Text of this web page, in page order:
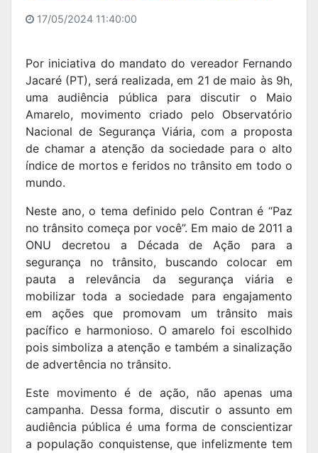
17/05/2024 11:40:00
Por iniciativa do mandato do vereador Fernando
Jacaré (PT), será realizada, em 21 de maio às 9h,
uma audiência pública para discutir o Maio
Amarelo, movimento criado pelo Observatório
Nacional de Segurança Viária, com a proposta
de chamar a atenção da sociedade para o alto
índice de mortos e feridos no trânsito em todo o
mundo.
Neste ano, o tema definido pelo Contran é “Paz
no trânsito começa por você”. Em maio de 2011 a
ONU decretou a Década de Ação para a
segurança no trânsito, buscando colocar em
pauta a relevância da segurança viária e
mobilizar toda a sociedade para engajamento
em ações que promovam um trânsito mais
pacífico e harmonioso. O amarelo foi escolhido
pois simboliza a atenção e também a sinalização
de advertência no trânsito.
Este movimento é de ação, não apenas uma
campanha. Dessa forma, discutir o assunto em
audiência pública é uma forma de conscientizar
a população conquistense, que infelizmente tem